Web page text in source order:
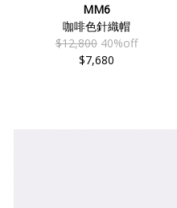
MM6
咖啡色針織帽
$12,800 40%off
$7,680